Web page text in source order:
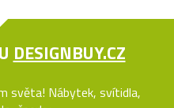
DESIGNBUY.CZ
světa! Nábytek, svítidla,